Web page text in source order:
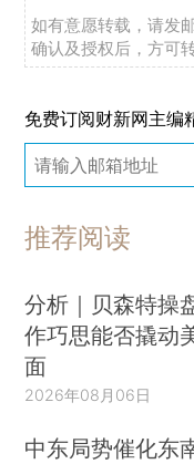
如有意愿转载，请发
确认及授权后，方可转
免费订阅财新网主编
推荐阅读
分析｜贝森特操
作巧思能否撬动
面
2026年08月06日
中东局势催化东